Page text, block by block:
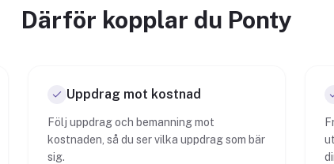
Därför kopplar du Ponty
Uppdrag mot kostnad
Följ uppdrag och bemanning mot
kostnaden, så du ser vilka uppdrag som bär
sig.